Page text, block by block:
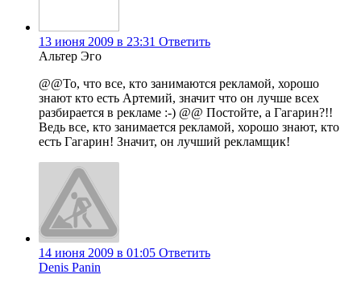
13 июня 2009 в 23:31 Ответить
Альтер Эго
@@То, что все, кто занимаются рекламой, хорошо
знают кто есть Артемий, значит что он лучше всех
разбирается в рекламе :-) @@ Постойте, а Гагарин?!!
Ведь все, кто занимается рекламой, хорошо знают, кто
есть Гагарин! Значит, он лучший рекламщик!
14 июня 2009 в 01:05 Ответить
Denis Panin